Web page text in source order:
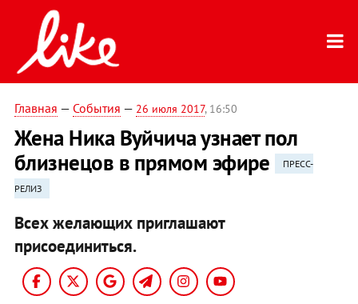
Главная — События — 26 июля 2017, 16:50
Жена Ника Вуйчича узнает пол
близнецов в прямом эфире
ПРЕСС-
РЕЛИЗ
Всех желающих приглашают
присоединиться.